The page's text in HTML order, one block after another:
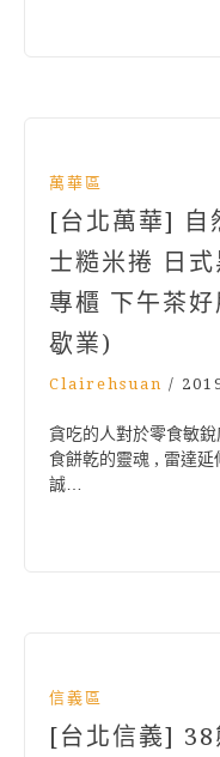
萬華區
[台北萬華] 自
士糙米捲 日
專櫃 下午茶
歇業)
Clairehsuan /
貪吃的人對於零食敏
食餅乾的靈魂 , 雷達
誠…
信義區
[台北信義] 38